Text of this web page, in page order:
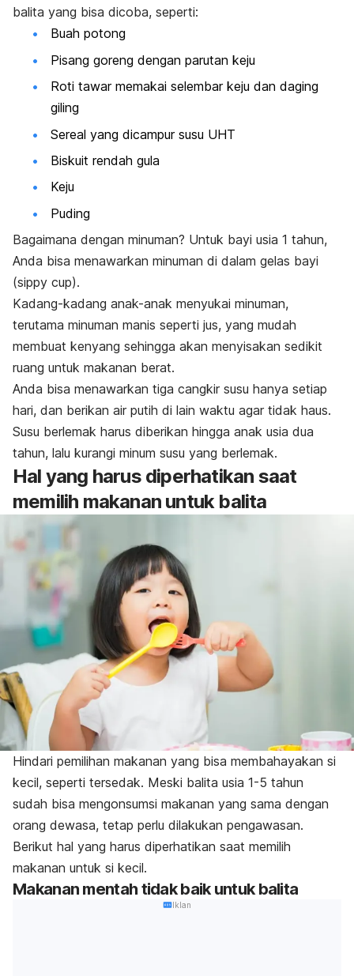
balita yang bisa dicoba, seperti:
Buah potong
Pisang goreng dengan parutan keju
Roti tawar memakai selembar keju dan daging
giling
Sereal yang dicampur susu UHT
Biskuit rendah gula
Keju
Puding
Bagaimana dengan minuman? Untuk bayi usia 1 tahun,
Anda bisa menawarkan minuman di dalam gelas bayi
(sippy cup).
Kadang-kadang anak-anak menyukai minuman,
terutama minuman manis seperti jus, yang mudah
membuat kenyang sehingga akan menyisakan sedikit
ruang untuk makanan berat.
Anda bisa menawarkan tiga cangkir susu hanya setiap
hari, dan berikan air putih di lain waktu agar tidak haus.
Susu berlemak harus diberikan hingga anak usia dua
tahun, lalu kurangi minum susu yang berlemak.
Hal yang harus diperhatikan saat
memilih makanan untuk balita
Hindari pemilihan makanan yang bisa membahayakan si
kecil, seperti tersedak. Meski balita usia 1-5 tahun
sudah bisa mengonsumsi makanan yang sama dengan
orang dewasa, tetap perlu dilakukan pengawasan.
Berikut hal yang harus diperhatikan saat memilih
makanan untuk si kecil.
Makanan mentah tidak baik untuk balita
Iklan